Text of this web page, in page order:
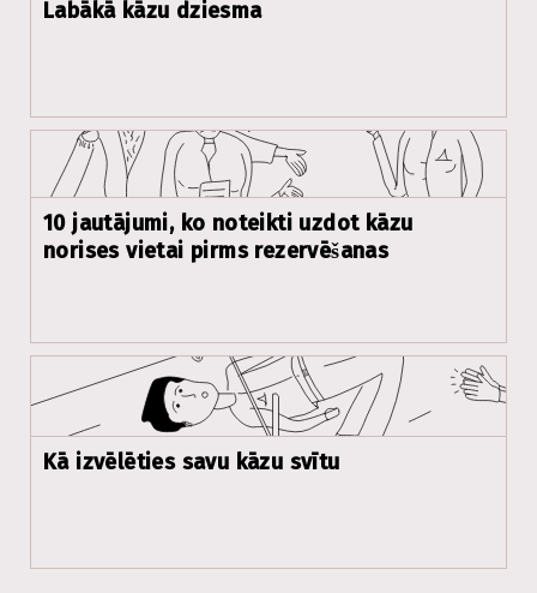
Labākā kāzu dziesma
10 jautājumi, ko noteikti uzdot kāzu
norises vietai pirms rezervēšanas
Kā izvēlēties savu kāzu svītu